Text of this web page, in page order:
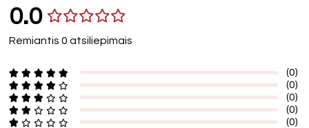
0.0
Remiantis 0 atsiliepimais
(0)
(0)
(0)
(0)
(0)